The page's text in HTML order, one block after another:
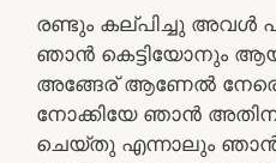
രണ്ടും കല്പിച്ചു അവൾ
ഞാൻ കെട്ടിയോനും
അങ്ങേര് ആണേൽ നേരെ
നോക്കിയേ ഞാൻ
ചെയ്തു എന്നാലും